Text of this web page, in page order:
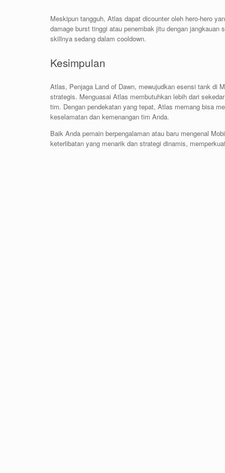
Meskipun tangguh, Atlas dapat dicounter oleh hero-hero
damage burst tinggi atau penembak jitu dengan
skillnya sedang dalam cooldown.
Kesimpulan
Atlas, Penjaga Land of Dawn, mewujudkan esensi tank di
strategis. Menguasai Atlas membutuhkan lebih dari
tim. Dengan pendekatan yang tepat, Atlas memang bisa
keselamatan dan kemenangan tim Anda.
Baik Anda pemain berpengalaman atau baru mengenal
keterlibatan yang menarik dan strategi dinamis,